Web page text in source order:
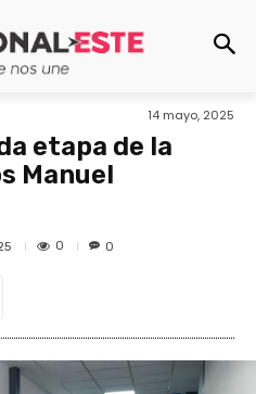
14 mayo, 2025
etapa de la
Manuel
0 0